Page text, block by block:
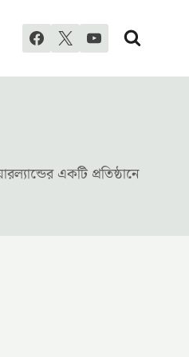
একটি প্রতিষ্ঠানে